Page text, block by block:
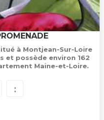
à Montjean-Sur-Loire
et possède environ 162
Maine-et-Loire.